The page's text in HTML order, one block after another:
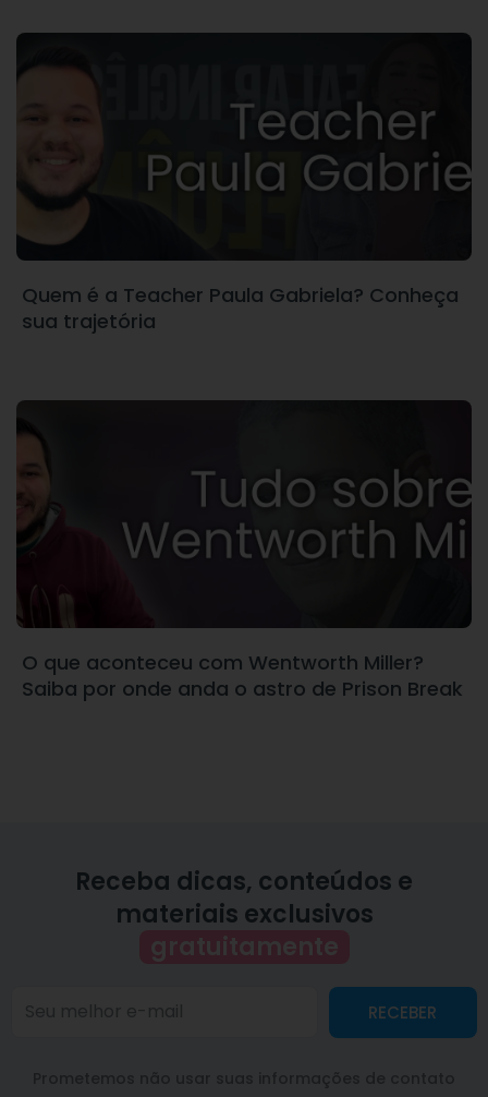
Quem é a Teacher Paula Gabriela? Conheça
sua trajetória
O que aconteceu com Wentworth Miller?
Saiba por onde anda o astro de Prison Break
Receba dicas, conteúdos e
materiais exclusivos
gratuitamente
RECEBER